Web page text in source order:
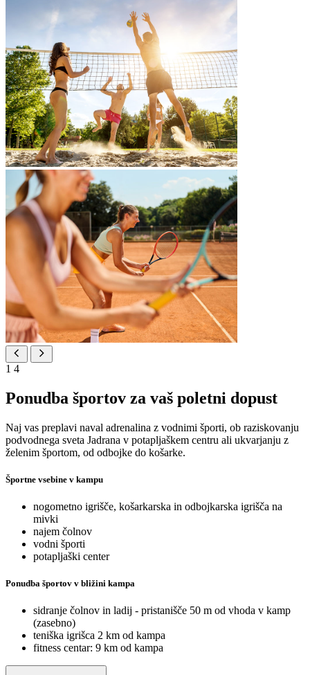
1 4
Ponudba športov za vaš poletni dopust
Naj vas preplavi naval adrenalina z vodnimi športi, ob raziskovanju
podvodnega sveta Jadrana v potapljaškem centru ali ukvarjanju z
želenim športom, od odbojke do košarke.
Športne vsebine v kampu
nogometno igrišče, košarkarska in odbojkarska igrišča na
mivki
najem čolnov
vodni športi
potapljaški center
Ponudba športov v bližini kampa
sidranje čolnov in ladij - pristanišče 50 m od vhoda v kamp
(zasebno)
teniška igrišca 2 km od kampa
fitness centar: 9 km od kampa